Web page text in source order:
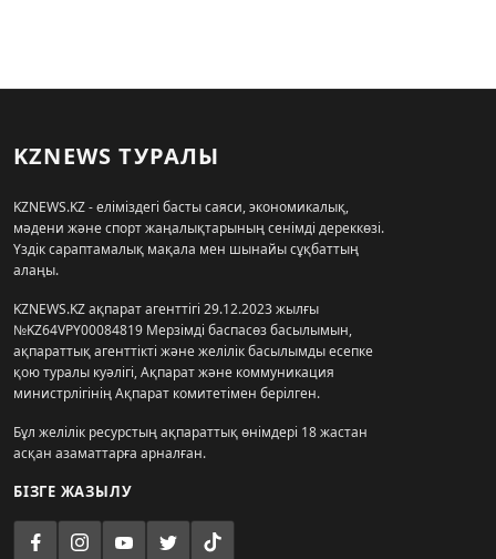
KZNEWS ТУРАЛЫ
KZNEWS.KZ - еліміздегі басты саяси, экономикалық,
мәдени және спорт жаңалықтарының сенімді дереккөзі.
Үздік сараптамалық мақала мен шынайы сұқбаттың
алаңы.
KZNEWS.KZ ақпарат агенттігі 29.12.2023 жылғы
№KZ64VPY00084819 Мерзімді баспасөз басылымын,
ақпараттық агенттікті және желілік басылымды есепке
қою туралы куәлігі, Ақпарат және коммуникация
министрлігінің Ақпарат комитетімен берілген.
Бұл желілік ресурстың ақпараттық өнімдері 18 жастан
асқан азаматтарға арналған.
БІЗГЕ ЖАЗЫЛУ